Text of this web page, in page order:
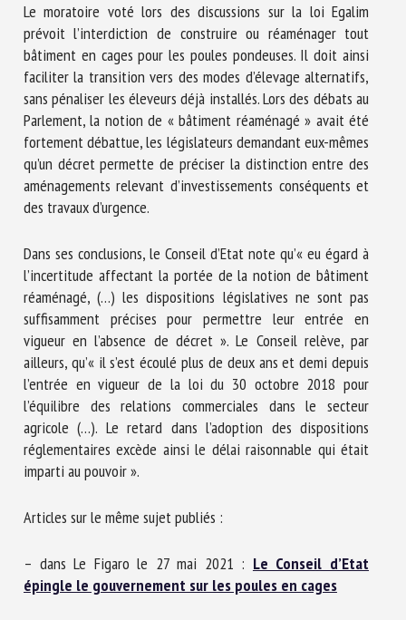
Le moratoire voté lors des discussions sur la loi Egalim
prévoit l’interdiction de construire ou réaménager tout
bâtiment en cages pour les poules pondeuses. Il doit ainsi
faciliter la transition vers des modes d’élevage alternatifs,
sans pénaliser les éleveurs déjà installés. Lors des débats au
Parlement, la notion de « bâtiment réaménagé » avait été
fortement débattue, les législateurs demandant eux-mêmes
qu’un décret permette de préciser la distinction entre des
aménagements relevant d’investissements conséquents et
des travaux d’urgence.
Dans ses conclusions, le Conseil d’Etat note qu’« eu égard à
l’incertitude affectant la portée de la notion de bâtiment
réaménagé, (…) les dispositions législatives ne sont pas
suffisamment précises pour permettre leur entrée en
vigueur en l’absence de décret ». Le Conseil relève, par
ailleurs, qu’« il s’est écoulé plus de deux ans et demi depuis
l’entrée en vigueur de la loi du 30 octobre 2018 pour
l’équilibre des relations commerciales dans le secteur
agricole (…). Le retard dans l’adoption des dispositions
réglementaires excède ainsi le délai raisonnable qui était
imparti au pouvoir ».
Articles sur le même sujet publiés :
– dans Le Figaro le 27 mai 2021 : Le Conseil d’Etat
épingle le gouvernement sur les poules en cages